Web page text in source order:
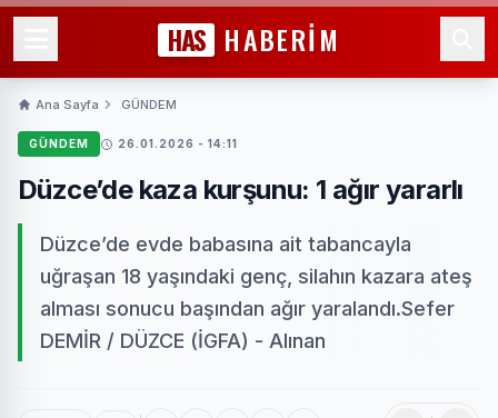
HAS HABERİM
Ana Sayfa GÜNDEM
GÜNDEM 26.01.2026 - 14:11
Düzce’de kaza kurşunu: 1 ağır yararlı
Düzce’de evde babasına ait tabancayla
uğraşan 18 yaşındaki genç, silahın kazara ateş
alması sonucu başından ağır yaralandı.Sefer
DEMİR / DÜZCE (İGFA) - Alınan